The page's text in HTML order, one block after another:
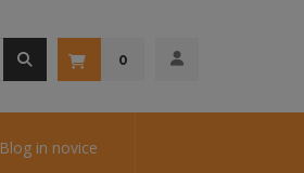
0
Blog in novice